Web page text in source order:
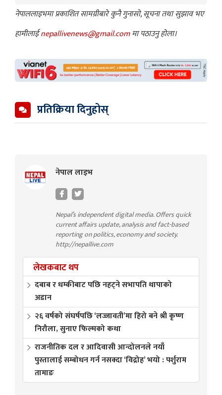
नेपाललाइभमा प्रकाशित सामग्रीबारे कुनै गुनासो, सूचना तथा सुझाव भए
हामीलाईnepallivenews@gmail.comमा पठाउनु होला।
प्रतिक्रिया दिनुहोस्
नेपाल लाइभ
Nepal’s independent digital media. Offers quick
current affairs update, analysis and fact-based
reporting on politics, economy and society.
http://nepallive.com
लेखकबाट थप
दबाब र धम्कीबाट पछि नहट्ने सभापति थापाको
अडान
२६ वर्षको संघर्षपछि ‘लज्जावती’मा हिरो बने श्री कृष्ण
निरौला, सुनाए फिल्मको कथा
राजनीतिक दल र आदिवासी आन्दोलनले नयाँ
पुस्तालाई सम्बोधन गर्न नसक्दा ‘विद्रोह’ भयो : पर्शुराम
तामाङ